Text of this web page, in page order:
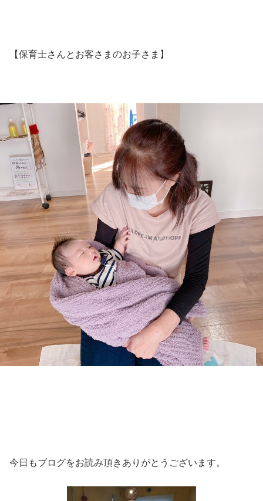
【保育士さんとお客さまのお子さま】
今日もブログをお読み頂きありがとうございます。